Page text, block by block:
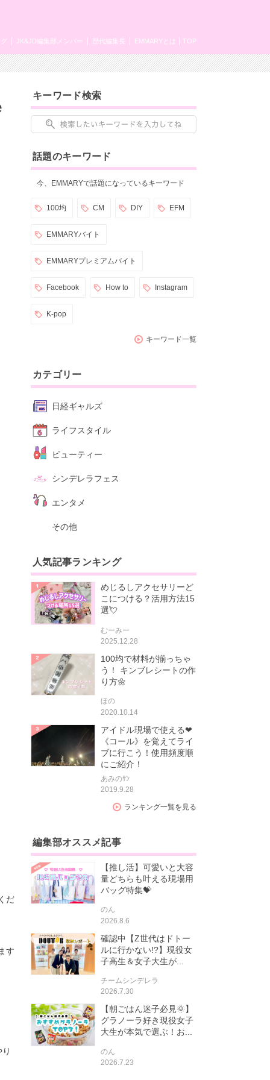
TOP
EMMARYとは
歴代編集長
JK&JD編集部メンバー
だ
す
キーワード検索
話題のキーワード
今、EMMARYで話題になっているキーワード
100均 CM DIY EFM
EMMARYバイト
EMMARYプレミアムバイト
Facebook How to Instagram
K-pop
キーワード一覧
カテゴリー
日経ギャルズ
ライフスタイル
ビューティー
シンデレラフェス
エンタメ
その他
人気記事ランキング
めじるしアクセサリーど
こにつける？活用方法15
選💘
むーみー
2025.12.28
100均で材料が揃っちゃ
う！ キンブレシートの作
り方🌼
ほの
2020.10.14
アイドル現場で使える❤
《コール》を覚えてライ
ブに行こう！使用頻度順
にご紹介！
あみのｻﾝ
2019.9.28
ランキング一覧を見る
編集部オススメ記事
【推し活】可愛いと大容
量どちらも叶える現場用
バッグ特集💝
のん
2026.8.6
確認中【Z世代はドトー
ルに行かない!?】現役女
子高生＆女子大生が...
チームシンデレラ
2026.7.30
【朝ごはん迷子必見🌞】
グラノーラ好き現役女子
大生が本気で選ぶ！お...
のん
2026.7.23